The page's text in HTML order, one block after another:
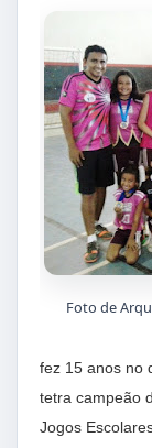
Foto de
fez 15 anos no
tetra campeão
Jogos